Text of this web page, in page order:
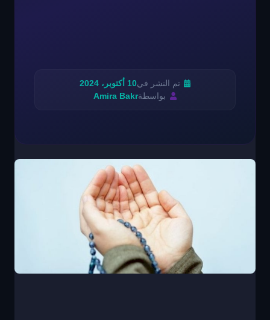
تم النشر في10 أكتوبر، 2024
بواسطةAmira Bakr